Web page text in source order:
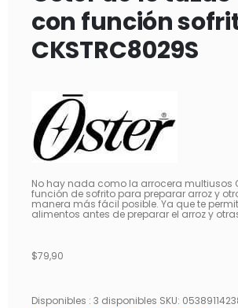
con función
CKSTRC8029S
No hay nada como la arrocera multiusos
función de sofrito para preparar arroz y
manera más fácil posible. Ya que te
alimentos antes de preparar el arroz y
$79,90
Disponibles : 3 disponibles SKU: